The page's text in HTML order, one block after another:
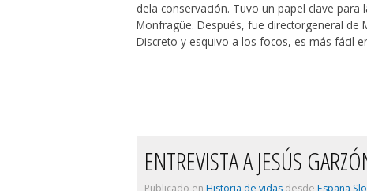
dela conservación. Tuvo un papel clave
Monfragüe. Después, fue directorgeneral de
Discreto y esquivo a los focos, es más fácil
ENTREVISTA A JESÚS
Publicado en Historia de vidasdesde España